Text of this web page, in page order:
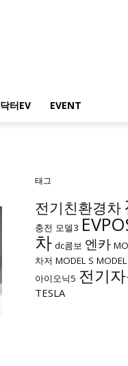
닥터EV EVENT
태그
전기친환경차
충전 모델3
차 dc콤보 엔카
차저 MODEL S
아이오닉5 전기
TESLA